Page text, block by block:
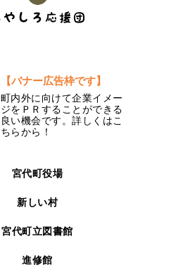
【バナー広告枠です】
町内外に向けて企業イメー
ジをＰＲすることができる
良い機会です。詳しくはこ
ちらから！
宮代町役場
新しい村
宮代町立図書館
進修館